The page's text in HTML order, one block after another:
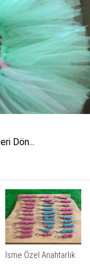
Dön...
İsme Özel Anahtarlık